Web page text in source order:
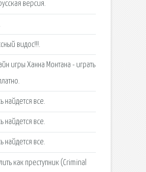
версия.
видос!!!.
игры Ханна Монтана - играть
найдется все.
найдется все.
найдется все.
как преступник (Criminal